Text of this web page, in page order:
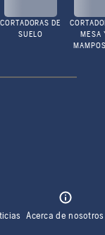
CORTADORAS DE
SUELO
MESA
Acerca de nosotros